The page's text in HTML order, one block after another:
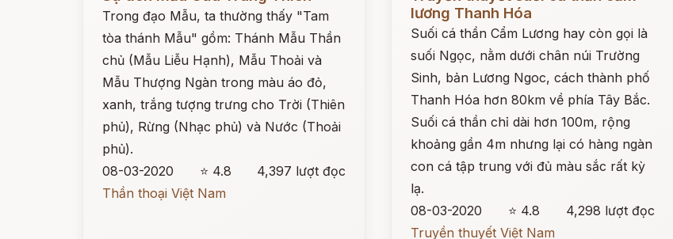
Trong đạo Mẫu, ta thường thấy "Tam
tòa thánh Mẫu" gồm: Thánh Mẫu Thần
chủ (Mẫu Liễu Hạnh), Mẫu Thoải và
Mẫu Thượng Ngàn trong màu áo đỏ,
xanh, trắng tượng trưng cho Trời (Thiên
phủ), Rừng (Nhạc phủ) và Nước (Thoải
phủ).
08-03-2020
⭐ 4.8
4,397 lượt đọc
Thần thoại Việt Nam
lương Thanh Hóa
Suối cá thần Cẩm Lương hay còn gọi là
suối Ngọc, nằm dưới chân núi Trường
Sinh, bản Lương Ngoc, cách thành phố
Thanh Hóa hơn 80km về phía Tây Bắc.
Suối cá thần chỉ dài hơn 100m, rộng
khoảng gần 4m nhưng lại có hàng ngàn
con cá tập trung với đủ màu sắc rất kỳ
lạ.
08-03-2020
⭐ 4.8
4,298 lượt đọc
Truyền thuyết Việt Nam